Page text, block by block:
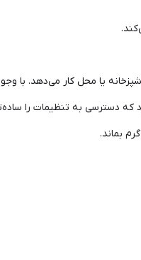
یا محل کار می‌دهد. با
که دسترسی به تنظیمات را
بماند.